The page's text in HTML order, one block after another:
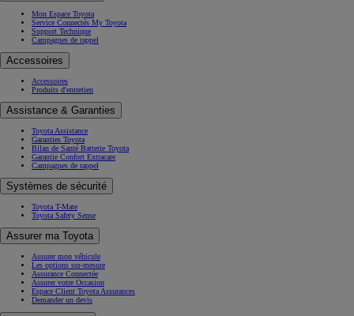
Mon Espace Toyota
Service Connectés My Toyota
Support Technique
Campagnes de rappel
Accessoires
Accessoires
Produits d'entretien
Assistance & Garanties
Toyota Assistance
Garanties Toyota
Bilan de Santé Batterie Toyota
Garantie Confort Extracare
Campagnes de rappel
Systèmes de sécurité
Toyota T-Mate
Toyota Safety Sense
Assurer ma Toyota
Assurer mon véhicule
Les options sur-mesure
Assurance Connectée
Assurer votre Occasion
Espace Client Toyota Assurances
Demander un devis